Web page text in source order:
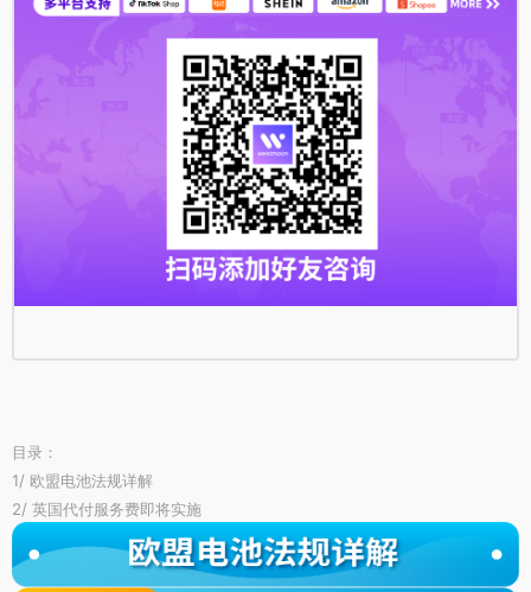
目录：
1/ 欧盟电池法规详解
2/ 英国代付服务费即将实施